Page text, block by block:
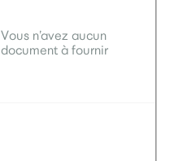
Vous n’avez aucun
document à fournir